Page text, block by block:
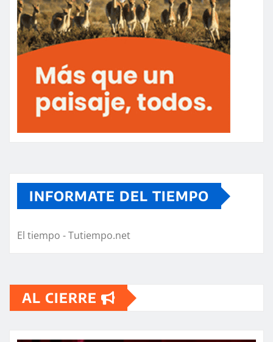
INFORMATE DEL TIEMPO
El tiempo - Tutiempo.net
AL CIERRE